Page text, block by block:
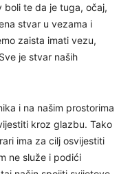
boli te da je tuga, očaj,
stvar u vezama i
zaista imati vezu,
je stvar naših
i na našim prostorima
kroz glazbu. Tako
ima za cilj osvijestiti
ne služe i podići